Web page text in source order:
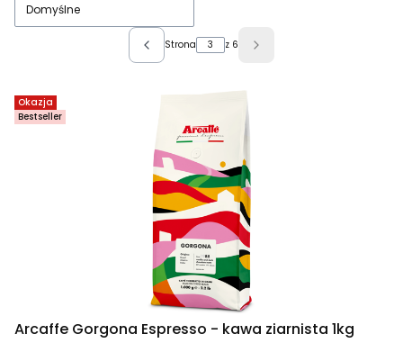
Domyślne
Poprzednie produkty
Strona z 6 Następne produkty
Okazja
Bestseller
Arcaffe Gorgona Espresso - kawa ziarnista 1kg